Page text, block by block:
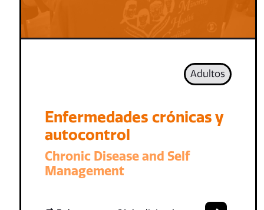
Adultos
Enfermedades crónicas y
autocontrol
Chronic Disease and Self
Management